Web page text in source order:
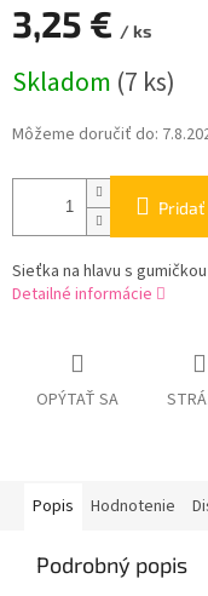
3,25 € / ks
cena:
Skladom (7 ks)
Môžeme doručiť do:
Pridať
Sieťka na hlavu s gumičkou
Detailné informácie
OPÝTAŤ SA
Popis Hodnotenie
Podrobný popis